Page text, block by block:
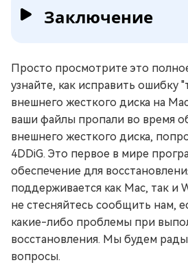
Заключение
Просто просмотрите это
узнайте, как исправить ошибку
внешнего жесткого диска на
ваши файлы пропали во время
внешнего жесткого диска,
4DDiG. Это первое в мире
обеспечение для
поддерживается как Mac, так и
не стесняйтесь сообщить нам,
какие-либо проблемы при
восстановления. Мы будем
вопросы.